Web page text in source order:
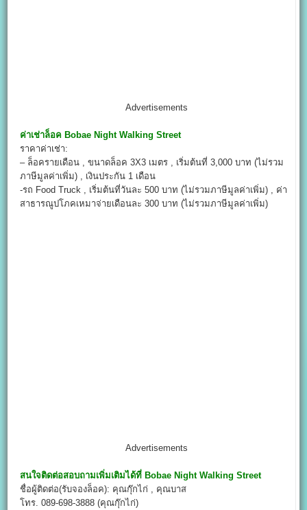
Advertisements
ค่าเช่าล็อค Bobae Night Walking Street
ราคาค่าเช่า:
– ล็อครายเดือน , ขนาดล็อค 3X3 เมตร , เริ่มต้นที่ 3,000 บาท (ไม่รวม
ภาษีมูลค่าเพิ่ม) , เงินประกัน 1 เดือน
-รถ Food Truck , เริ่มต้นที่วันละ 500 บาท (ไม่รวมภาษีมูลค่าเพิ่ม) , ค่า
สาธารณูปโภคเหมาจ่ายเดือนละ 300 บาท (ไม่รวมภาษีมูลค่าเพิ่ม)
Advertisements
สนใจติดต่อสอบถามเพิ่มเติมได้ที่ Bobae Night Walking Street
ชื่อผู้ติดต่อ(รับจองล็อค): คุณกุ๊กไก่ , คุณบาส
โทร. 089-698-3888 (คุณกุ๊กไก่)